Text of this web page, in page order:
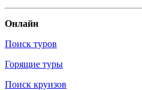
Онлайн
Поиск туров
Горящие туры
Поиск круизов